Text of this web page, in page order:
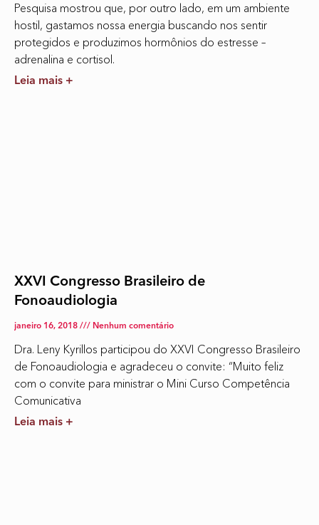
Pesquisa mostrou que, por outro lado, em um ambiente
hostil, gastamos nossa energia buscando nos sentir
protegidos e produzimos hormônios do estresse –
adrenalina e cortisol.
Leia mais +
XXVI Congresso Brasileiro de
Fonoaudiologia
janeiro 16, 2018 Nenhum comentário
Dra. Leny Kyrillos participou do XXVI Congresso Brasileiro
de Fonoaudiologia e agradeceu o convite: “Muito feliz
com o convite para ministrar o Mini Curso Competência
Comunicativa
Leia mais +